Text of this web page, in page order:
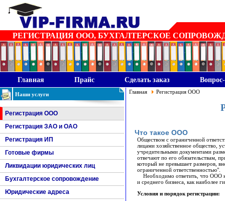
РЕГИСТРАЦИЯ ООО, БУХГАЛТЕРСКОЕ
Главная Прайс Сделать заказ
Наши услуги
Регистрация ООО
Регистрация ЗАО и ОАО
Регистрация ИП
Готовые фирмы
Ликвидации юридических лиц
Бухгалтерское сопровождение
Юридические адреса
Главная Регистрация ООО
Что такое ООО
Обществом с ограниченной
лицами хозяйственное общество,
учредительными документами
отвечают по его обязательствам,
который не превышает размеров,
ограниченной ответственностью".
Необходимо ответить, что ООО
и среднего бизнеса, как наиболее
Условия и порядок регистрации: